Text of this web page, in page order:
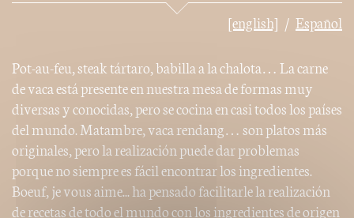
[english] Español
Pot-au-feu, steak tártaro, babilla a la chalota… La carne
de vaca está presente en nuestra mesa de formas muy
diversas y conocidas, pero se cocina en casi todos los países
del mundo. Matambre, vaca rendang… son platos más
originales, pero la realización puede dar problemas
porque no siempre es fácil encontrar los ingredientes.
Boeuf, je vous aime... ha pensado facilitarle la realización
de recetas de todo el mundo con los ingredientes de origen